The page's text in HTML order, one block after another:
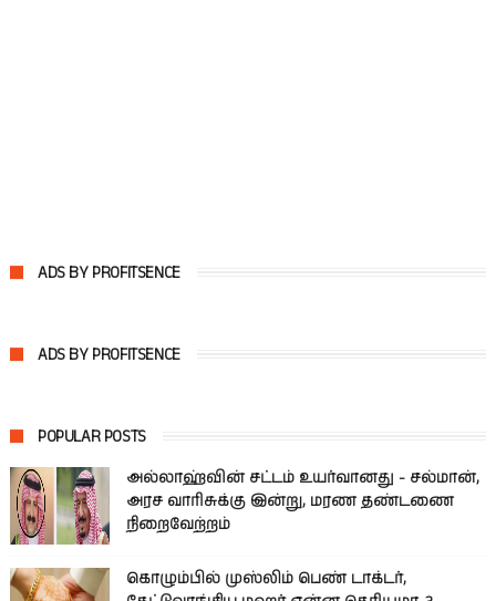
ADS BY PROFITSENCE
ADS BY PROFITSENCE
POPULAR POSTS
அல்லாஹ்வின் சட்டம் உயர்வானது - சல்மான்,
அரச வாரிசுக்கு இன்று, மரண தண்டணை
நிறைவேற்றம்
கொழும்பில் முஸ்லிம் பெண் டாக்டர்,